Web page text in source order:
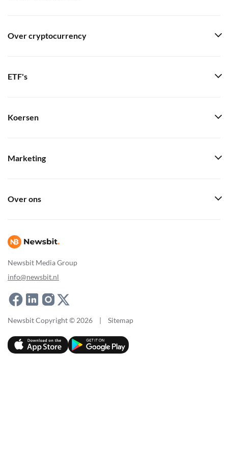
Newsbit Media Group
info@newsbit.nl
Over cryptocurrency
ETF's
Koersen
Marketing
Over ons
Newsbit Copyright © 2026 | Sitemap